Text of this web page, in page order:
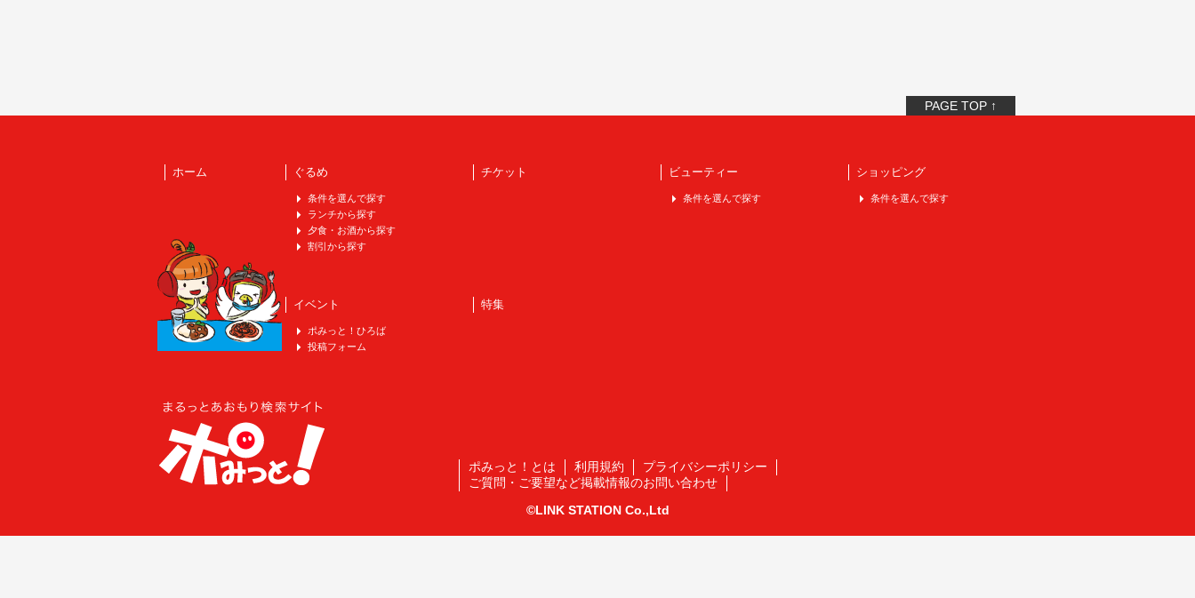
PAGE TOP ↑
ホーム ぐるめ
条件を選んで探す
ランチから探す
夕食・お酒から探す
割引から探す
チケット ビューティー
条件を選んで探す
ショッピング
条件を選んで探す
イベント
ポみっと！ひろば
投稿フォーム
特集
ポみっと！とは 利用規約
プライバシーポリシー
ご質問・ご要望など掲載情報のお問い合わせ
©LINK STATION Co.,Ltd